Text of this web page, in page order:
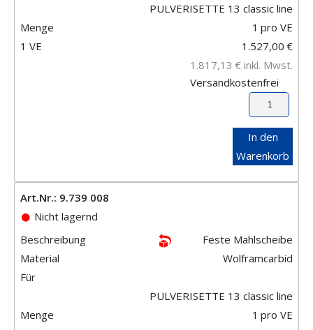
PULVERISETTE 13 classic line
Menge
1 pro VE
1 VE
1.527,00 €
1.817,13 € inkl. Mwst.
Versandkostenfrei
In den
Warenkorb
Art.Nr.: 9.739 008
Nicht lagernd
Beschreibung
Feste Mahlscheibe
Material
Wolframcarbid
Für
PULVERISETTE 13 classic line
Menge
1 pro VE